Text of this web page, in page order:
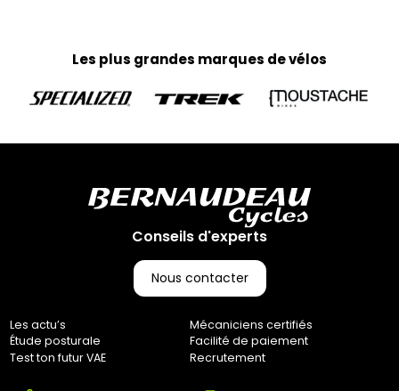
Pour vos équipements lourds, nous faisons appel au
Votre colis vous parviendra en moyenne sous 3 à 10 jours
ouvrés. (Pas d’expédition les week-ends et jours fériés)
d'erreur de notre part. Pour toute question, n'hésitez pas à
nous contacter au 0251064787 ou par e-mail à
Bernaudeau Cycles
70 rue du Clair Bocage
Les plus grandes marques de vélos
Conseils d'experts
Nous contacter
Les actu’s
Mécaniciens certifiés
Étude posturale
Facilité de paiement
Test ton futur VAE
Recrutement